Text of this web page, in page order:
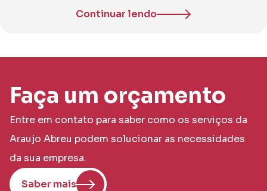
Continuar lendo
Faça um orçamento
Entre em contato para saber como os serviços da
Araujo Abreu podem solucionar as necessidades
da sua empresa.
Saber mais